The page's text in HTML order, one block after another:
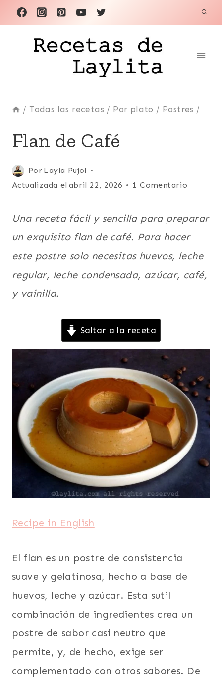
Saltar
al
contenido
/ Todas las recetas / Por plato / Postres /
DE
ENAMORADOS
|
ESPAÑA
|
|
MEXICO
CENTROAMERICA
POSTRES
PARA
DÍA
DE
MADRE
SUDAMERICA
VEGETARIANA
Flan de Café
Por Layla Pujol
Publicada
el
Actualizada el abril 22, 2026 1 Comentario
Una receta fácil y sencilla para preparar
un exquisito flan de café. Para hacer
este postre solo necesitas huevos, leche
regular, leche condensada, azúcar, café,
y vainilla.
Saltar a la receta
Recipe in English
El flan es un postre de consistencia
suave y gelatinosa, hecho a base de
huevos, leche y azúcar. Esta sutil
combinación de ingredientes crea un
postre de sabor casi neutro que
permite, y, de hecho, exige ser
complementado con otros sabores. De